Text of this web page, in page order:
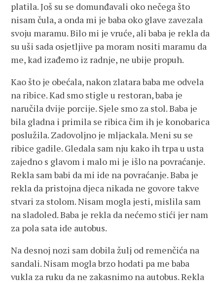
platila. Još su se domunđavali oko nečega što
nisam čula, a onda mi je baba oko glave zavezala
svoju maramu. Bilo mi je vruće, ali baba je rekla da
su uši sada osjetljive pa moram nositi maramu da
me, kad izađemo iz radnje, ne ubije propuh.
Kao što je obećala, nakon zlatara baba me odvela
na ribice. Kad smo stigle u restoran, baba je
naručila dvije porcije. Sjele smo za stol. Baba je
bila gladna i primila se ribica čim ih je konobarica
poslužila. Zadovoljno je mljackala. Meni su se
ribice gadile. Gledala sam nju kako ih trpa u usta
zajedno s glavom i malo mi je išlo na povraćanje.
Rekla sam babi da mi ide na povraćanje. Baba je
rekla da pristojna djeca nikada ne govore takve
stvari za stolom. Nisam mogla jesti, mislila sam
na sladoled. Baba je rekla da nećemo stići jer nam
za pola sata ide autobus.
Na desnoj nozi sam dobila žulj od remenčića na
sandali. Nisam mogla brzo hodati pa me baba
vukla za ruku da ne zakasnimo na autobus. Rekla